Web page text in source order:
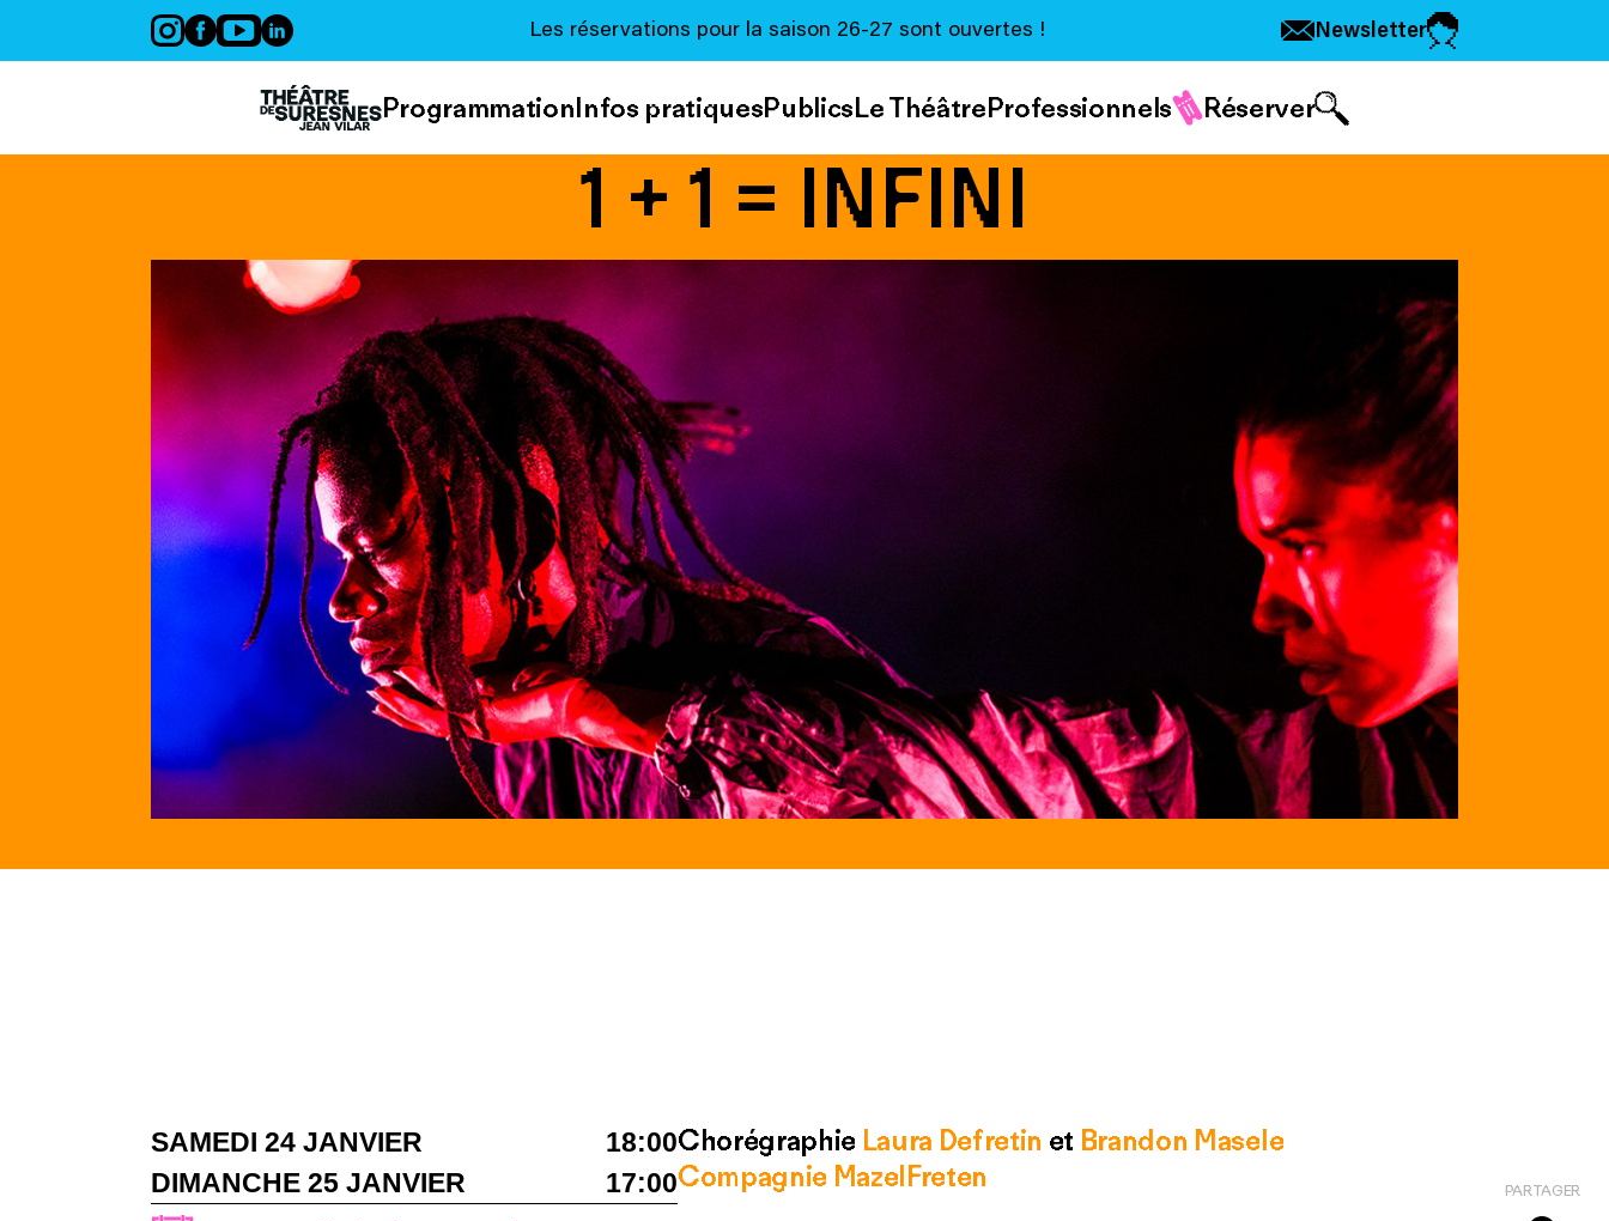
Les réservations pour la saison 26-27 sont ouvertes ! Newsletter
ProgrammationInfos pratiquesPublicsLe ThéâtreProfessionnels Réserver
1 + 1 = INFINI
PARTAGER
SAMEDI 24 JANVIER
18:00
DIMANCHE 25 JANVIER
17:00
Chorégraphie Laura Defretin et Brandon Masele
Compagnie MazelFreten
Panneau de gestion des cookies